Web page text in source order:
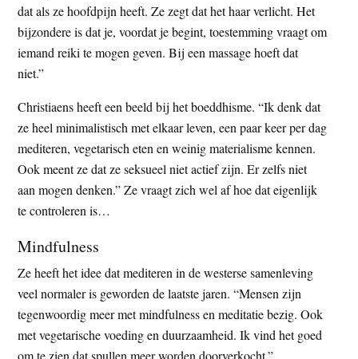
dat als ze hoofdpijn heeft. Ze zegt dat het haar verlicht. Het
bijzondere is dat je, voordat je begint, toestemming vraagt om
iemand reiki te mogen geven. Bij een massage hoeft dat
niet.”
Christiaens heeft een beeld bij het boeddhisme. “Ik denk dat
ze heel minimalistisch met elkaar leven, een paar keer per dag
mediteren, vegetarisch eten en weinig materialisme kennen.
Ook meent ze dat ze seksueel niet actief zijn. Er zelfs niet
aan mogen denken.” Ze vraagt zich wel af hoe dat eigenlijk
te controleren is…
Mindfulness
Ze heeft het idee dat mediteren in de westerse samenleving
veel normaler is geworden de laatste jaren. “Mensen zijn
tegenwoordig meer met mindfulness en meditatie bezig. Ook
met vegetarische voeding en duurzaamheid. Ik vind het goed
om te zien dat spullen meer worden doorverkocht.”